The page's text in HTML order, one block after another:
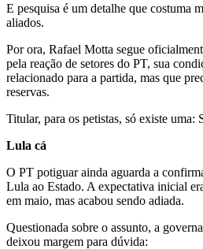
E pesquisa é um detalhe que costuma
aliados.
Por ora, Rafael Motta segue
pela reação de setores do PT, sua
relacionado para a partida, mas que
reservas.
Titular, para os petistas, só existe uma:
Lula cá
O PT potiguar ainda aguarda a
Lula ao Estado. A expectativa inicial
em maio, mas acabou sendo adiada.
Questionada sobre o assunto, a
deixou margem para dúvida: